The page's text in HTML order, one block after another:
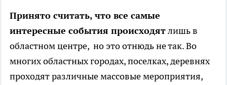
Принято считать, что все самые
интересные события происходятлишь в
областном центре, но это отнюдь не так. Во
многих областных городах, поселках, деревнях
проходят различные массовые мероприятия,